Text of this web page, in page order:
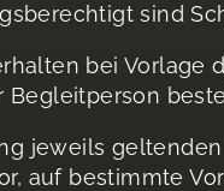
sind
bei Vorlage
jeweils
auf bestimmte